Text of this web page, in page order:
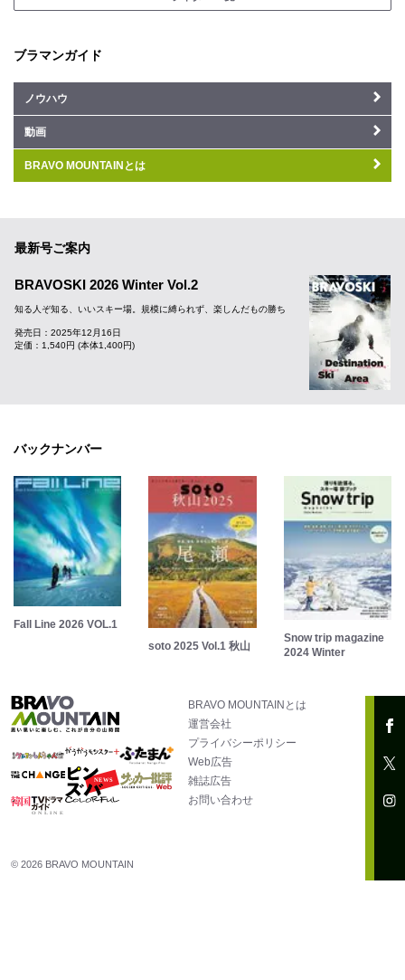
ブラマンガイド
ノウハウ
動画
BRAVO MOUNTAINとは
最新号ご案内
BRAVOSKI 2026 Winter Vol.2
知る人ぞ知る、いいスキー場。規模に縛られず、楽しんだもの勝ち
発売日：2025年12月16日
定価：1,540円 (本体1,400円)
バックナンバー
Fall Line 2026 VOL.1
soto 2025 Vol.1 秋山
Snow trip magazine
2024 Winter
BRAVO MOUNTAINとは
運営会社
プライバシーポリシー
Web広告
雑誌広告
お問い合わせ
© 2026 BRAVO MOUNTAIN